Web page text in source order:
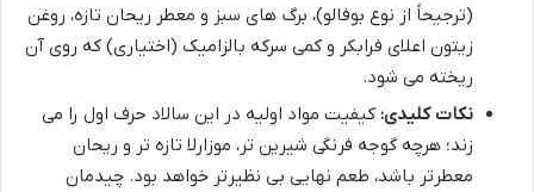
(ترجیحاً از نوع بوفالو)، برگ های سبز و معطر ریحان تازه، روغن
زیتون اعلای فرابکر و کمی سرکه بالزامیک (اختیاری) که روی آن
ریخته می شود.
نکات کلیدی: کیفیت مواد اولیه در این سالاد حرف اول را می
زند؛ هرچه گوجه فرنگی شیرین تر، موزارلا تازه تر و ریحان
معطرتر باشد، طعم نهایی بی نظیرتر خواهد بود. چیدمان